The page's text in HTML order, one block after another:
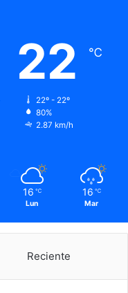
22 ℃
22º - 22º
80%
2.87 km/h
16 ℃
Lun
16 ℃
Mar
Reciente